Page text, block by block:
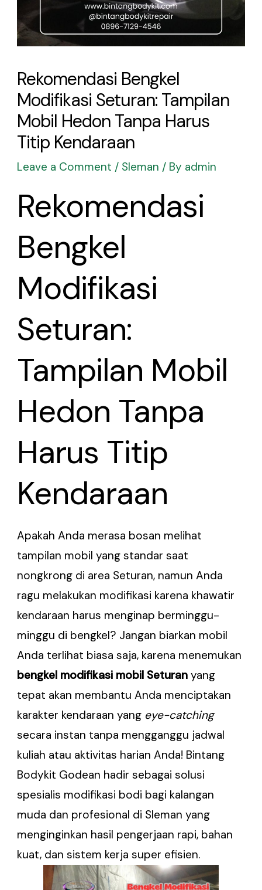
Rekomendasi Bengkel
Modifikasi Seturan: Tampilan
Mobil Hedon Tanpa Harus
Titip Kendaraan
Leave a Comment / Sleman / By admin
Rekomendasi
Bengkel
Modifikasi
Seturan:
Tampilan Mobil
Hedon Tanpa
Harus Titip
Kendaraan
Apakah Anda merasa bosan melihat
tampilan mobil yang standar saat
nongkrong di area Seturan, namun Anda
ragu melakukan modifikasi karena khawatir
kendaraan harus menginap berminggu-
minggu di bengkel? Jangan biarkan mobil
Anda terlihat biasa saja, karena menemukan
bengkel modifikasi mobil Seturan yang
tepat akan membantu Anda menciptakan
karakter kendaraan yang eye-catching
secara instan tanpa mengganggu jadwal
kuliah atau aktivitas harian Anda! Bintang
Bodykit Godean hadir sebagai solusi
spesialis modifikasi bodi bagi kalangan
muda dan profesional di Sleman yang
menginginkan hasil pengerjaan rapi, bahan
kuat, dan sistem kerja super efisien.